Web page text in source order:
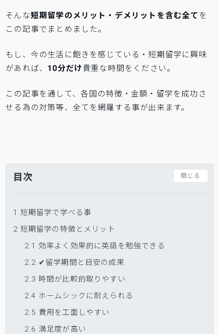
そんな短期留学のメリット・デメリットを含む全て を
この記事でまとめました。
もし、今の生活に飽きを感じている・短期留学に興味
があれば、 10分だけ貴重な時間をください。
この記事を通して、各国の特徴・金額・留学を成功さ
せる為の対策等、全てを網羅する事が出来ます。
目次 閉じる
1 短期留学で学べる事
2 短期留学の特徴とメリット
2.1 効率よく効果的に英語を勉強できる
2.2 ✔留学期間と目安の成果
2.3 時間が比較的取りやすい
2.4 ホームシックに耐えられる
2.5 費用を工面しやすい
2.6 満足度が高い